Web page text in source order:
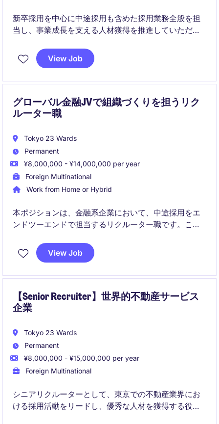
新卒採用を中心に中途採用も含めた採用業務全般を担
当し、事業成長を支える人材獲得を推進していただき
現場との連携や市場分析を通じて採用戦略を実行し、
組織成長に直接貢献できるポジションです。
View Job
グローバル金融JVで組織づくりを担うリク
ルーター職
Tokyo 23 Wards
Permanent
¥8,000,000 - ¥14,000,000 per year
Foreign Multinational
Work from Home or Hybrid
本ポジションは、金融系企業において、中途採用をエ
ンドツーエンドで担当するリクルーター職です。こち
ンのため主体性・自走力が活かせます。
View Job
【Senior Recruiter】世界的不動産サービス
企業
Tokyo 23 Wards
Permanent
¥8,000,000 - ¥15,000,000 per year
Foreign Multinational
シニアリクルーターとして、東京での不動産業界にお
ける採用活動をリードし、優秀な人材を獲得する役割